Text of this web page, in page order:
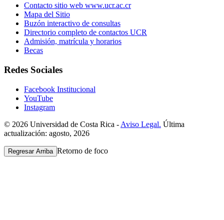
Contacto sitio web www.ucr.ac.cr
Mapa del Sitio
Buzón interactivo de consultas
Directorio completo de contactos UCR
Admisión, matrícula y horarios
Becas
Redes Sociales
Facebook Institucional
YouTube
Instagram
© 2026 Universidad de Costa Rica - Aviso Legal. Última
actualización: agosto, 2026
Regresar Arriba Retorno de foco